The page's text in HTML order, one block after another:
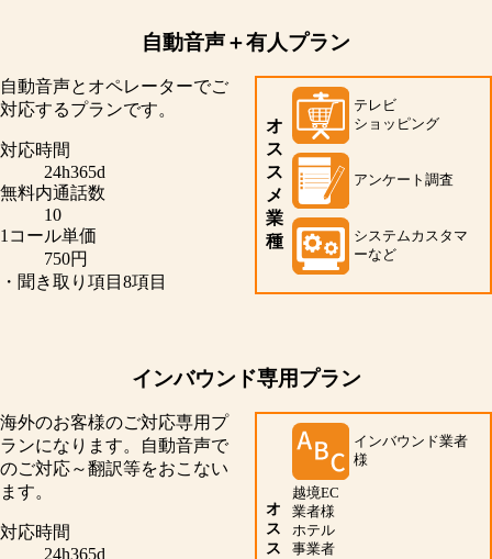
自動音声＋有人プラン
自動音声とオペレーターでご
対応するプランです。
対応時間
24h365d
無料内通話数
10
1コール単価
750円
・聞き取り項目8項目
オ
ス
ス
メ
業
種
テレビ
ショッピング
アンケート調査
システムカスタマ
ーなど
インバウンド専用プラン
海外のお客様のご対応専用プ
ランになります。自動音声で
のご対応～翻訳等をおこない
ます。
対応時間
24h365d
オ
ス
ス
インバウンド業者
様
越境EC
業者様
ホテル
事業者